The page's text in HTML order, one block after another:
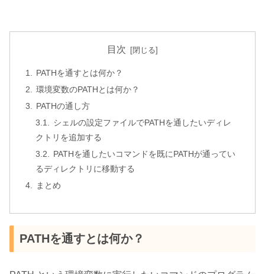
目次
PATHを通すとは何か？
環境変数のPATHとは何か？
PATHの通し方
シェルの設定ファイルでPATHを通したいディレ
クトリを追加する
PATHを通したいコマンドを既にPATHが通ってい
るディレクトリに移動する
まとめ
PATHを通すとは何か？